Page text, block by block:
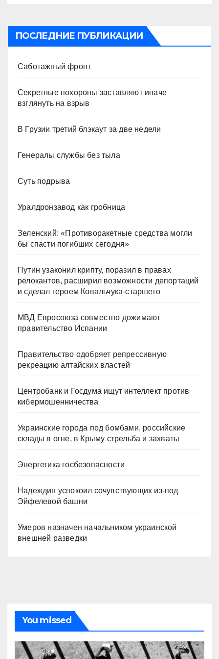
ПОСЛЕДНИЕ ПУБЛИКАЦИИ
Саботажный фронт
Секретные похороны заставляют иначе
взглянуть на взрыв
В Грузии третий блэкаут за две недели
Генералы службы без тыла
Суть подрыва
Уралдронзавод как гробница
Зеленский: «Противоракетные средства могли
бы спасти погибших сегодня»
Путин узаконил крипту, поразил в правах
релокантов, расширил возможности депортаций
и сделал героем Ковальчука-старшего
МВД Евросоюза совместно дожимают
правительство Испании
Правительство одобряет репрессивную
рекреацию алтайских властей
Центробанк и Госдума ищут интеллект против
кибермошенничества
Украинские города под бомбами, российские
склады в огне, в Крыму стрельба и захваты
Энергетика госбезопасности
Надеждин успокоил сочувствующих из-под
Эйфелевой башни
Умеров назначен начальником украинской
внешней разведки
You missed